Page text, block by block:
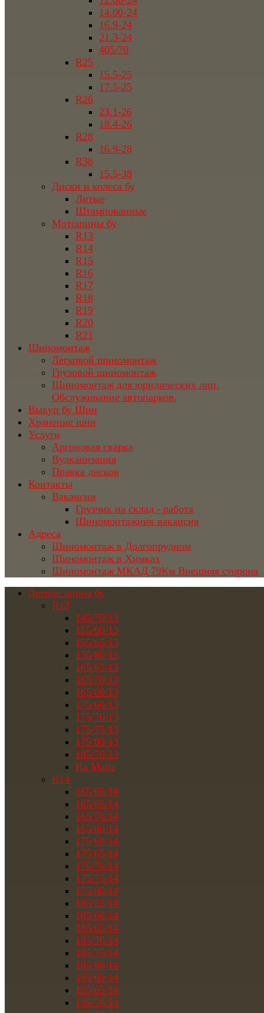
14.00-24
16.9-24
21.3-24
405/70
R25
15.5-25
17.5-25
R26
23.1-26
18.4-26
R28
16.9-28
R38
15.5-38
Диски и колеса бу
Литые
Штампованные
Мотошины бу
R13
R14
R15
R16
R17
R18
R19
R20
R21
Шиномонтаж
Легковой шиномонтаж
Грузовой шиномонтаж
Шиномонтаж для юридических лиц.
Обслуживание автопарков.
Выкуп бу Шин
Хранение шин
Услуги
Аргоновая сварка
Вулканизация
Правка дисков
Контакты
Вакансии
Грузчик на склад - работа
Шиномонтажник вакансия
Адреса
Шиномонтаж в Долгопрудном
Шиномонтаж в Химках
Шиномонтаж МКАД 79Км Внешняя сторона
Летние шины бу
R13
145/70/13
155/60/13
155/65/13
155/80/13
165/65/13
165/70/13
165/80/13
175/60/13
175/70/13
175/75/13
175/80/13
185/70/13
На Matiz
R14
165/60/14
165/65/14
165/70/14
165/80/14
175/60/14
175/65/14
175/70/14
175/75/14
175/80/14
185/55/14
185/60/14
185/65/14
185/70/14
185/75/14
185/80/14
195/60/14
195/65/14
195/70/14